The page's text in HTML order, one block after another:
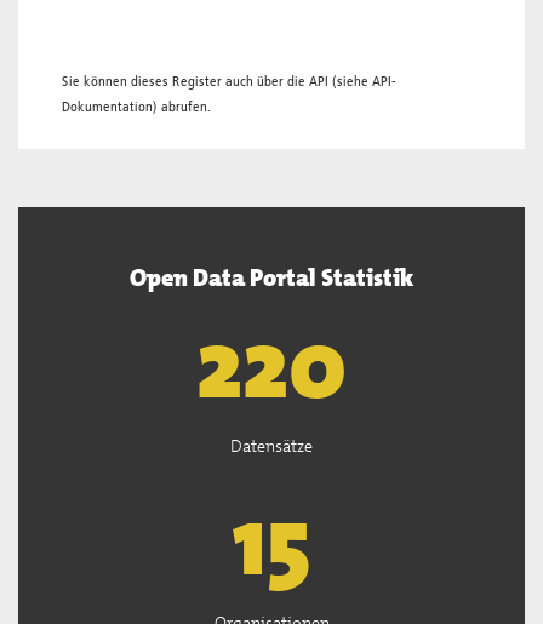
Sie können dieses Register auch über die API (siehe API-
Dokumentation) abrufen.
Open Data Portal Statistik
221
Datensätze
15